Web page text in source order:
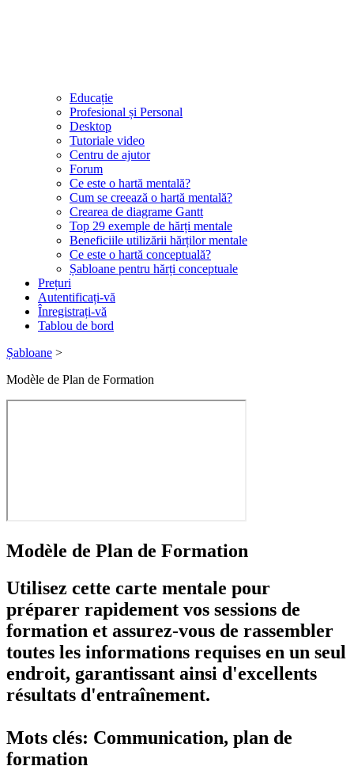
Educație
Profesional și Personal
Desktop
Tutoriale video
Centru de ajutor
Forum
Ce este o hartă mentală?
Cum se creează o hartă mentală?
Crearea de diagrame Gantt
Top 29 exemple de hărți mentale
Beneficiile utilizării hărților mentale
Ce este o hartă conceptuală?
Șabloane pentru hărți conceptuale
Prețuri
Autentificați-vă
Înregistrați-vă
Tablou de bord
Șabloane >
Modèle de Plan de Formation
Modèle de Plan de Formation
Utilisez cette carte mentale pour
préparer rapidement vos sessions de
formation et assurez-vous de rassembler
toutes les informations requises en un seul
endroit, garantissant ainsi d'excellents
résultats d'entraînement.
Mots clés: Communication, plan de
formation